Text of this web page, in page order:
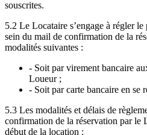
souscrites.
5.2 Le Locataire s’engage à régler
sein du mail de confirmation de la
modalités suivantes :
- Soit par virement bancaire
Loueur ;
- Soit par carte bancaire en se
5.3 Les modalités et délais de
confirmation de la réservation par le
début de la location :